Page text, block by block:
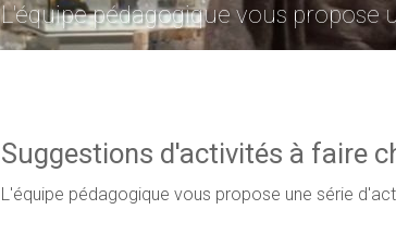
L'équipe pédagogique vous propose
Suggestions d'activités à faire
L'équipe pédagogique vous propose une série